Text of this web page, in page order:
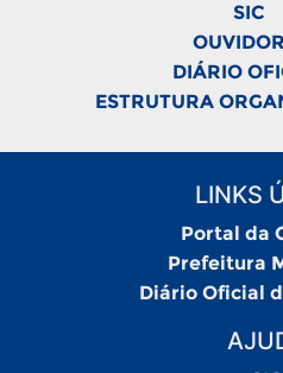
SIC
DIÁRIO
ESTRUTURA
LINKS
Portal da
Prefeitura
Diário Oficial